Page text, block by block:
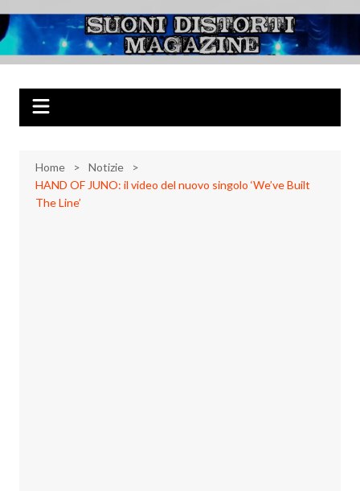
al
contenuto
Suoni Distorti
Magazine
Musica Rock, Metal, Punk e varie sonorità alternative
Home
Notizie
HAND OF JUNO: il video del nuovo singolo ‘We’ve Built
The Line’